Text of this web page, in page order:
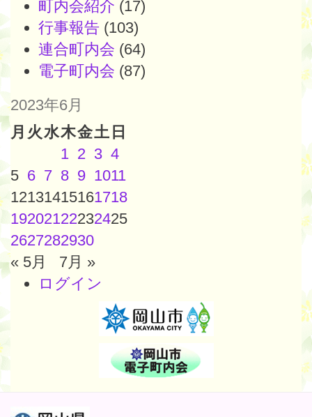
町内会紹介 (17)
行事報告 (103)
連合町内会 (64)
電子町内会 (87)
2023年6月
月 火水木金土 日
1 2 3 4
5 6 7 8 9 1011
12131415161718
19202122232425
2627282930
« 5月
7月 »
ログイン